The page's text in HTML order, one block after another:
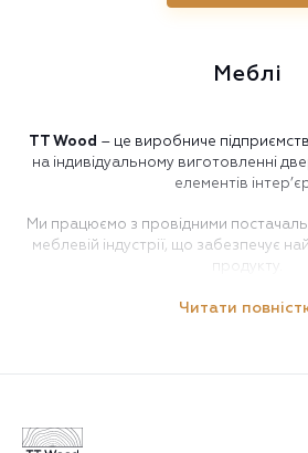
Меблі
TT Wood – це виробниче
на індивідуальному виготовленні
елементів
Ми працюємо з провідними
меблевій індустрії, що забезпечує
продукту.
Читати